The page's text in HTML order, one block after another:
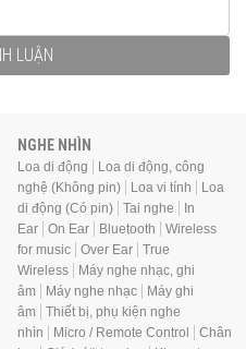
LUẬN
NGHE NHÌN
Loa di động
Loa di động, công
nghệ (Không pin)
Loa vi tính
Loa
di động (Có pin)
Tai nghe
In
Ear
On Ear Bluetooth
Wireless
for music
Over Ear
True
Wireless
Máy nghe nhạc, ghi
âm
Máy nghe nhạc
Máy ghi
âm
Thiết bị, phụ kiện nghe
nhìn
Micro / Remote Control
Chân